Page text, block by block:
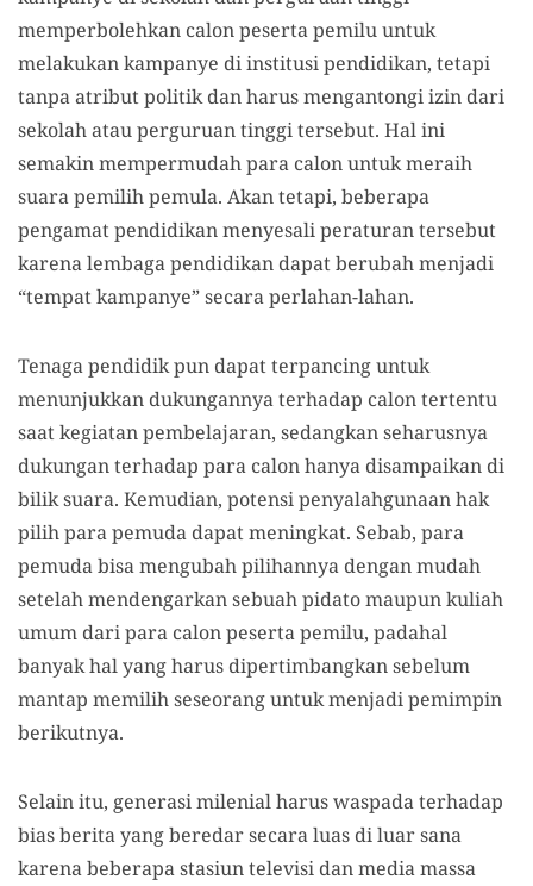
memperbolehkan calon peserta pemilu untuk
melakukan kampanye di institusi pendidikan, tetapi
tanpa atribut politik dan harus mengantongi izin dari
sekolah atau perguruan tinggi tersebut. Hal ini
semakin mempermudah para calon untuk meraih
suara pemilih pemula. Akan tetapi, beberapa
pengamat pendidikan menyesali peraturan tersebut
karena lembaga pendidikan dapat berubah menjadi
“tempat kampanye” secara perlahan-lahan.
Tenaga pendidik pun dapat terpancing untuk
menunjukkan dukungannya terhadap calon tertentu
saat kegiatan pembelajaran, sedangkan seharusnya
dukungan terhadap para calon hanya disampaikan di
bilik suara. Kemudian, potensi penyalahgunaan hak
pilih para pemuda dapat meningkat. Sebab, para
pemuda bisa mengubah pilihannya dengan mudah
setelah mendengarkan sebuah pidato maupun kuliah
umum dari para calon peserta pemilu, padahal
banyak hal yang harus dipertimbangkan sebelum
mantap memilih seseorang untuk menjadi pemimpin
berikutnya.
Selain itu, generasi milenial harus waspada terhadap
bias berita yang beredar secara luas di luar sana
karena beberapa stasiun televisi dan media massa